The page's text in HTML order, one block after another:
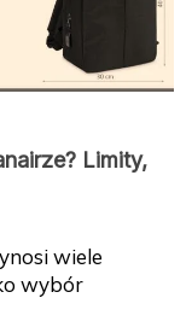
Limity,
wiele
wybór